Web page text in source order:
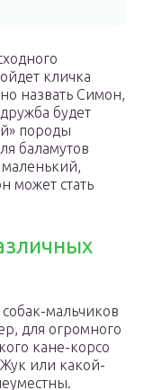
кличка
назвать Симон,
будет
породы
баламутов
может стать
мальчиков
для огромного
кане-корсо
или какой-